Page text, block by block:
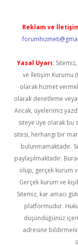
Reklam ve
Yasal Uyarı:
ve İletişim Kurumu
olarak hizmet
olarak denetleme
Ancak, üyelerimiz
siteye üye olarak bu
sitesi, herhangi bir
bulunmamaktadır.
paylaşılmaktadır.
olup, gerçek kurum
Gerçek kurum ve
Sitemiz, kar amacı
platformudur.
düşündüğünüz
adresine